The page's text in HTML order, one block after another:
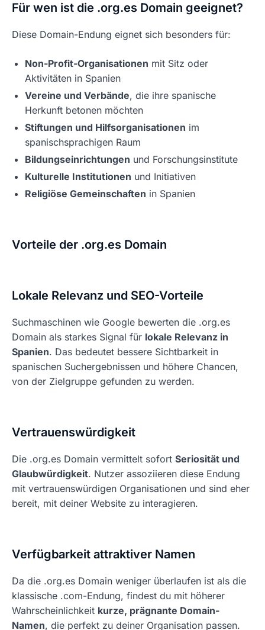
Für wen ist die .org.es Domain geeignet?
Diese Domain-Endung eignet sich besonders für:
Non-Profit-Organisationen mit Sitz oder
Aktivitäten in Spanien
Vereine und Verbände, die ihre spanische
Herkunft betonen möchten
Stiftungen und Hilfsorganisationen im
spanischsprachigen Raum
Bildungseinrichtungen und Forschungsinstitute
Kulturelle Institutionen und Initiativen
Religiöse Gemeinschaften in Spanien
Vorteile der .org.es Domain
Lokale Relevanz und SEO-Vorteile
Suchmaschinen wie Google bewerten die .org.es
Domain als starkes Signal für lokale Relevanz in
Spanien. Das bedeutet bessere Sichtbarkeit in
spanischen Suchergebnissen und höhere Chancen,
von der Zielgruppe gefunden zu werden.
Vertrauenswürdigkeit
Die .org.es Domain vermittelt sofort Seriosität und
Glaubwürdigkeit. Nutzer assoziieren diese Endung
mit vertrauenswürdigen Organisationen und sind eher
bereit, mit deiner Website zu interagieren.
Verfügbarkeit attraktiver Namen
Da die .org.es Domain weniger überlaufen ist als die
klassische .com-Endung, findest du mit höherer
Wahrscheinlichkeit kurze, prägnante Domain-
Namen, die perfekt zu deiner Organisation passen.